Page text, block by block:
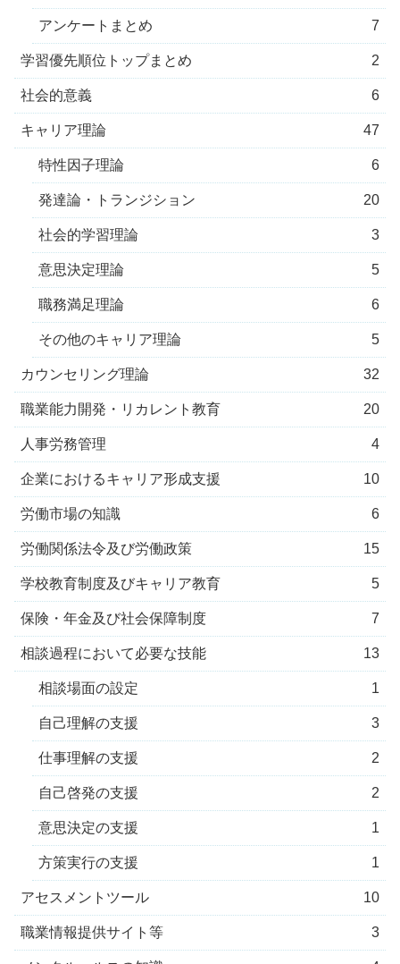
アンケートまとめ 7
学習優先順位トップまとめ 2
社会的意義 6
キャリア理論 47
特性因子理論 6
発達論・トランジション 20
社会的学習理論 3
意思決定理論 5
職務満足理論 6
その他のキャリア理論 5
カウンセリング理論 32
職業能力開発・リカレント教育 20
人事労務管理 4
企業におけるキャリア形成支援 10
労働市場の知識 6
労働関係法令及び労働政策 15
学校教育制度及びキャリア教育 5
保険・年金及び社会保障制度 7
相談過程において必要な技能 13
相談場面の設定 1
自己理解の支援 3
仕事理解の支援 2
自己啓発の支援 2
意思決定の支援 1
方策実行の支援 1
アセスメントツール 10
職業情報提供サイト等 3